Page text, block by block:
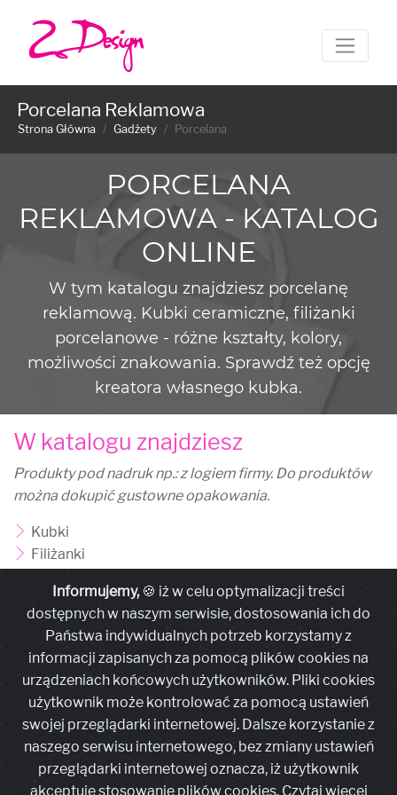
Porcelana Reklamowa
Strona Główna Gadżety Porcelana
PORCELANA
REKLAMOWA - KATALOG
ONLINE
W tym katalogu znajdziesz porcelanę
reklamową. Kubki ceramiczne, filiżanki
porcelanowe - różne kształty, kolory,
możliwości znakowania. Sprawdź też opcję
kreatora własnego kubka.
W katalogu znajdziesz
Produkty pod nadruk np.: z logiem firmy. Do produktów
można dokupić gustowne opakowania.
Kubki
Filiżanki
Zapraszamy do zapoznania się z naszą ofertą. Jeżeli jest
coś czego nie możesz znaleźćskontaktuj się z nami.
Otwórz katalog w nowym oknie
2023 © 2Design Polityka Prywatności Regulamin
Informujemy,🍪 iż w celu optymalizacji treści
dostępnych w naszym serwisie, dostosowania ich do
Państwa indywidualnych potrzeb korzystamy z
informacji zapisanych za pomocą plików cookies na
urządzeniach końcowych użytkowników. Pliki cookies
użytkownik może kontrolować za pomocą ustawień
swojej przeglądarki internetowej. Dalsze korzystanie z
naszego serwisu internetowego, bez zmiany ustawień
przeglądarki internetowej oznacza, iż użytkownik
akceptuje stosowanie plików cookies. Czytaj więcej